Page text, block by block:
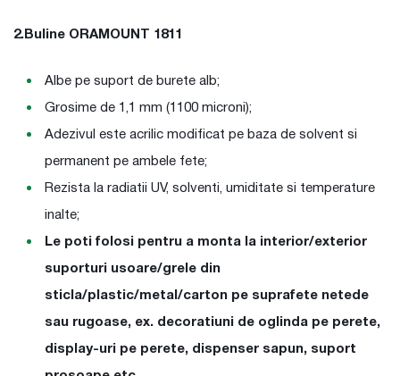
2.Buline ORAMOUNT 1811
Albe pe suport de burete alb;
Grosime de 1,1 mm (1100 microni);
Adezivul este acrilic modificat pe baza de solvent si
permanent pe ambele fete;
Rezista la radiatii UV, solventi, umiditate si temperature
inalte;
Le poti folosi pentru a monta la interior/exterior
suporturi usoare/grele din
sticla/plastic/metal/carton pe suprafete netede
sau rugoase, ex. decoratiuni de oglinda pe perete,
display-uri pe perete, dispenser sapun, suport